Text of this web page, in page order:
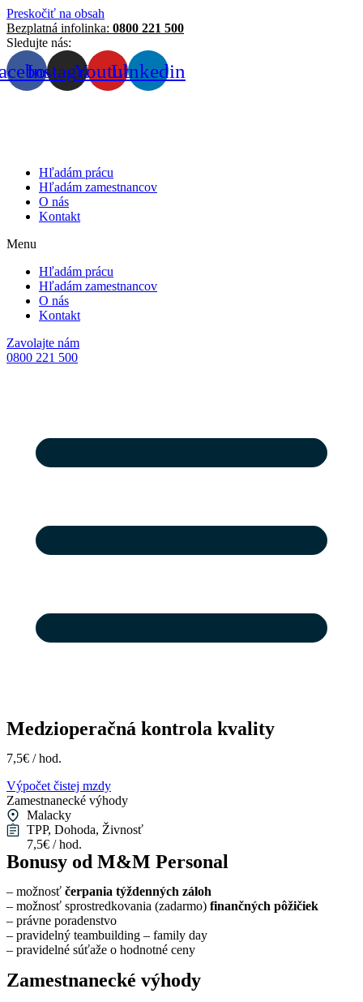
Preskočiť na obsah
Bezplatná infolinka: 0800 221 500
Sledujte nás:
InstagramYoutubeLinkedin
Hľadám prácu
Hľadám zamestnancov
O nás
Kontakt
Menu
Hľadám prácu
Hľadám zamestnancov
O nás
Kontakt
Zavolajte nám
0800 221 500
Medzioperačná kontrola kvality
7,5€ / hod.
Výpočet čistej mzdy
Zamestnanecké výhody
Malacky
TPP, Dohoda, Živnosť
7,5€ / hod.
Bonusy od M&M Personal
– možnosť čerpania týždenných záloh
– možnosť sprostredkovania (zadarmo) finančných pôžičiek
– právne poradenstvo
– pravidelný teambuilding – family day
– pravidelné súťaže o hodnotné ceny
Zamestnanecké výhody